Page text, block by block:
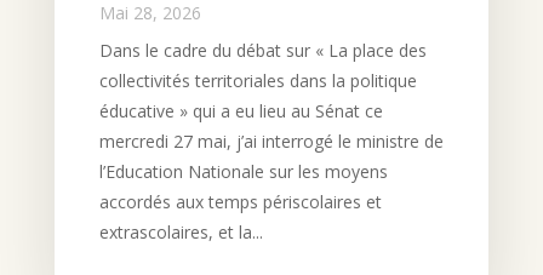
Mai 28, 2026
Dans le cadre du débat sur « La place des
collectivités territoriales dans la politique
éducative » qui a eu lieu au Sénat ce
mercredi 27 mai, j’ai interrogé le ministre de
l’Education Nationale sur les moyens
accordés aux temps périscolaires et
extrascolaires, et la...